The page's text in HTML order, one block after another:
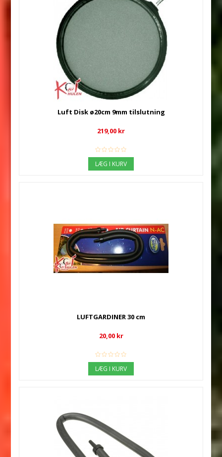
Luft Disk ø20cm 9mm tilslutning
219,00 kr
LÆG I KURV
LUFTGARDINER 30 cm
20,00 kr
LÆG I KURV